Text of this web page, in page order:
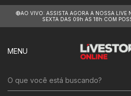
🔴AO VIVO: ASSISTA AGORA A NOSSA LIVE
SEXTA DAS 09h AS 18h COM
MENU